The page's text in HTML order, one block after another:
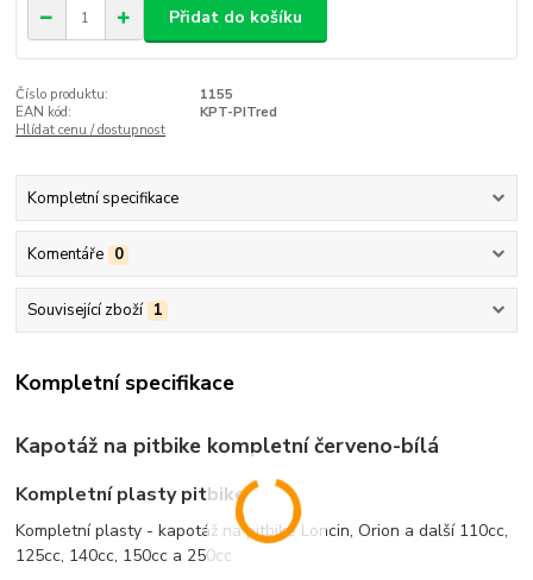
Přidat do košíku
Číslo produktu:
1155
EAN kód:
KPT-PITred
Hlídat cenu / dostupnost
Kompletní specifikace
Komentáře 0
Související zboží 1
Kompletní specifikace
Kapotáž na pitbike kompletní červeno-bílá
Kompletní plasty pitbike
Kompletní plasty - kapotáž na pitbike Loncin, Orion a další 110cc,
125cc, 140cc, 150cc a 250cc